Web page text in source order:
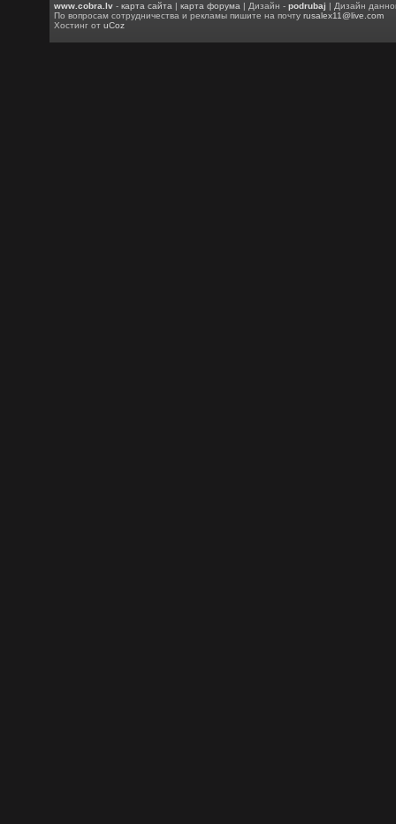
www.cobra.lv -карта сайта |карта форума | Дизайн -podrubaj | Дизайн
По вопросам сотрудничества и рекламы пишите на почтуrusalex11@live.com
Хостинг отuCoz